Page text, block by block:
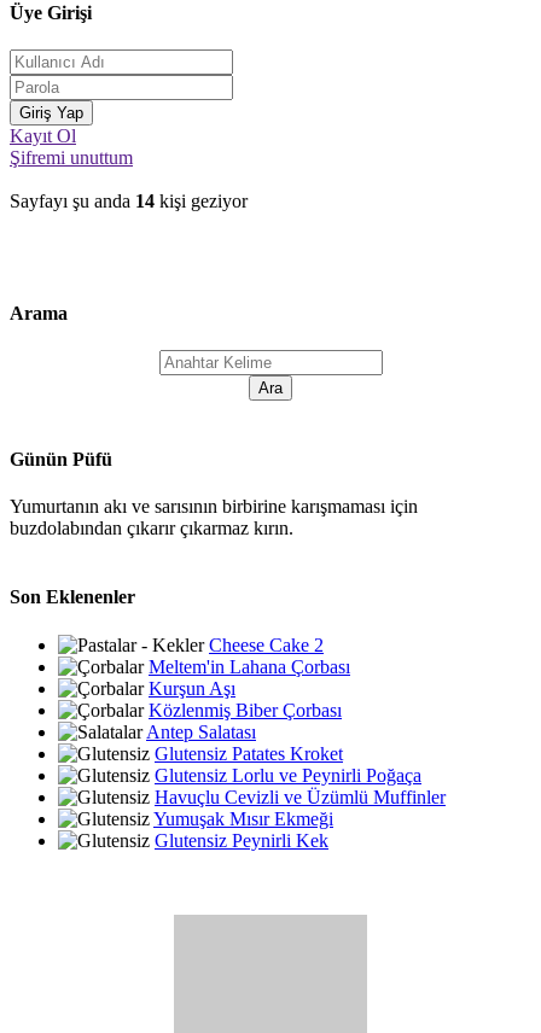
Üye Girişi
Kayıt Ol
Şifremi unuttum
Sayfayı şu anda 14 kişi geziyor
Arama
Günün Püfü
Yumurtanın akı ve sarısının birbirine karışmaması için
buzdolabından çıkarır çıkarmaz kırın.
Son Eklenenler
Cheese Cake 2
Meltem'in Lahana Çorbası
Kurşun Aşı
Közlenmiş Biber Çorbası
Antep Salatası
Glutensiz Patates Kroket
Glutensiz Lorlu ve Peynirli Poğaça
Havuçlu Cevizli ve Üzümlü Muffinler
Yumuşak Mısır Ekmeği
Glutensiz Peynirli Kek